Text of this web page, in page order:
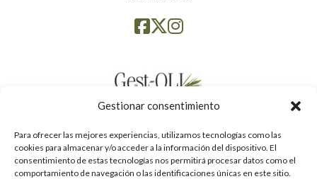
Gestionar consentimiento
Para ofrecer las mejores experiencias, utilizamos tecnologías como las
cookies para almacenar y/o acceder a la información del dispositivo. El
consentimiento de estas tecnologías nos permitirá procesar datos como el
comportamiento de navegación o las identificaciones únicas en este sitio.